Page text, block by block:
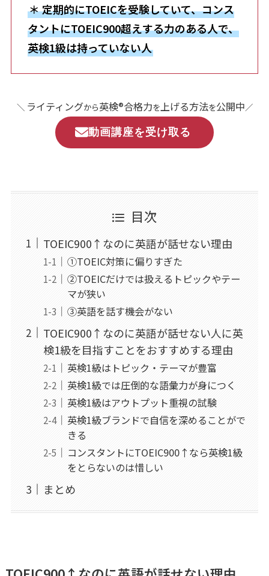
＊定期的にTOEICを受験していて、コンス
タントにTOEIC900超えする力のある人で、
英検1級は持っていない人
＼ ライティングから英検®合格力を 上げる方法を公開中／
動画講座を受け取る
目次
TOEIC900↑なのに英語が話せない理由
①TOEIC対策に偏りすぎた
②TOEICだけでは扱えるトピックやテー
マが狭い
③英語を話す機会がない
TOEIC900↑なのに英語が話せない人に英
検1級を目指すことをおすすめする理由
英検1級はトピック・テーマが豊富
英検1級では圧倒的な語彙力が身につく
英検1級はアウトプット重視の試験
英検1級ブランドで自信を深めることがで
きる
コンスタントにTOEIC900↑なら英検1級
をとらないのは惜しい
まとめ